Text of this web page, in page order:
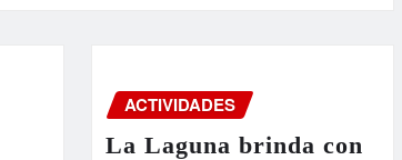
ACTIVIDADES
La Laguna brinda con